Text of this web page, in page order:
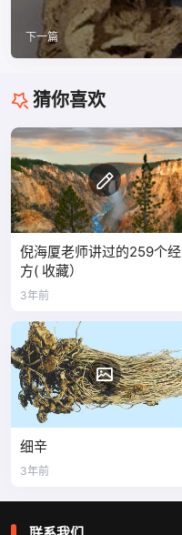
下一篇
猜你喜欢
倪海厦老师讲过的259个经
方( 收藏）
3年前
细辛
3年前